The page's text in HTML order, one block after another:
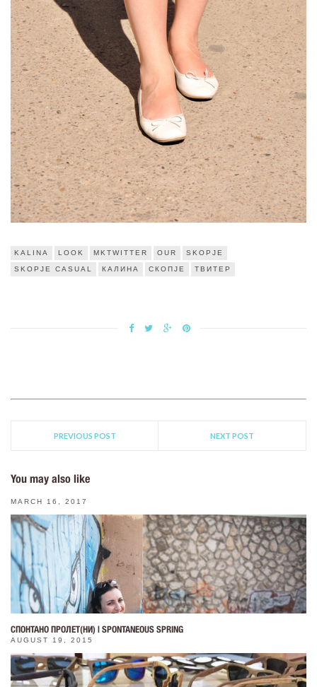
KALINA LOOK MKTWITTER OUR SKOPJE
SKOPJE CASUAL КАЛИНА СКОПЈЕ ТВИТЕР
PREVIOUS POST NEXT POST
You may also like
MARCH 16, 2017
СПОНТАНО ПРОЛЕТ(НИ) | SPONTANEOUS SPRING
AUGUST 19, 2015